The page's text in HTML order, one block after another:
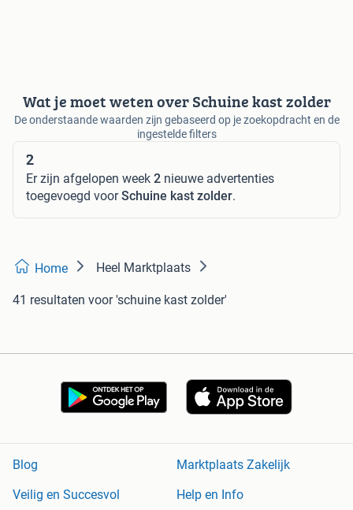
Wat je moet weten over Schuine kast zolder
De onderstaande waarden zijn gebaseerd op je zoekopdracht en de
ingestelde filters
2
Er zijn afgelopen week 2 nieuwe advertenties
toegevoegd voorSchuine kast zolder.
Home Heel Marktplaats
41 resultaten voor 'schuine kast zolder'
Blog
Marktplaats Zakelijk
Veilig en Succesvol
Help en Info